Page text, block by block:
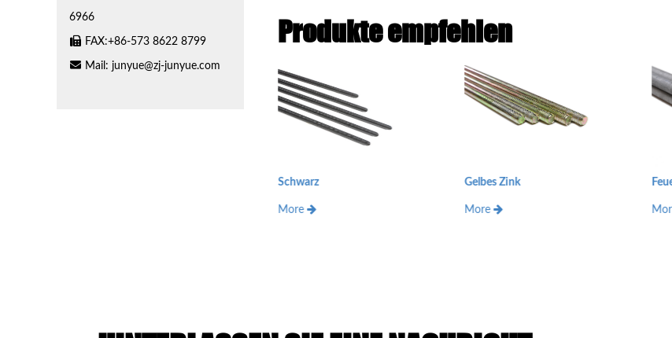
6966
FAX:+86-573 8622 8799
Mail: junyue@zj-junyue.com
Produkte empfehlen
Gelbes Zink
More
Feuerverzinkung
More